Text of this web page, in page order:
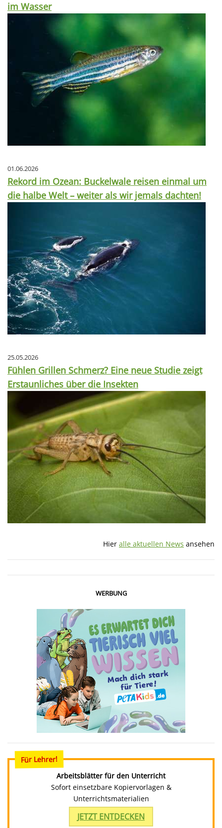
im Wasser
01.06.2026
Rekord im Ozean: Buckelwale reisen einmal um
die halbe Welt – weiter als wir jemals dachten!
25.05.2026
Fühlen Grillen Schmerz? Eine neue Studie zeigt
Erstaunliches über die Insekten
Hier alle aktuellen News ansehen
WERBUNG
Für Lehrer!
Arbeitsblätter für den Unterricht
Sofort einsetzbare Kopiervorlagen &
Unterrichtsmaterialien
JETZT ENTDECKEN